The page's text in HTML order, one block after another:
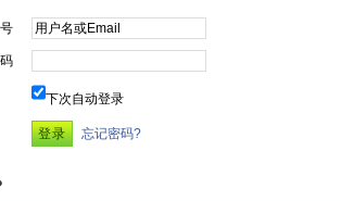
下次自动登录
忘记密码?